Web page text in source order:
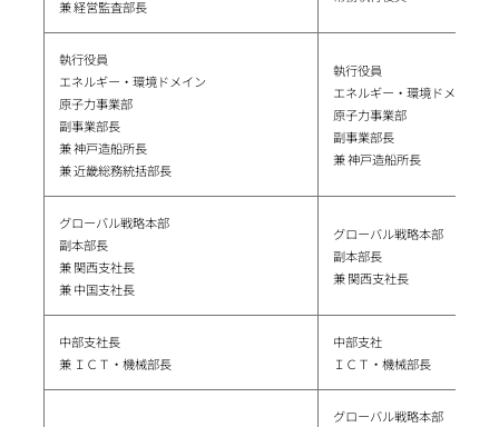
兼 経営監査部長
執行役員
エネルギー・環境ドメイン
原子力事業部
副事業部長
兼 神戸造船所長
兼 近畿総務統括部長
執行役員
エネルギー・環境ドメイン
原子力事業部
副事業部長
兼 神戸造船所長
グローバル戦略本部
副本部長
兼 関西支社長
兼 中国支社長
グローバル戦略本部
副本部長
兼 関西支社長
中部支社長
兼 ＩＣＴ・機械部長
中部支社
ＩＣＴ・機械部長
グローバル戦略本部